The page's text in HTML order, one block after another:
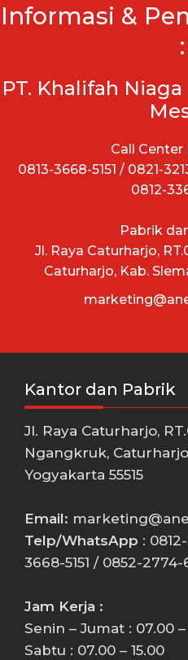
Informasi &
:
PT. Khalifah
Call Center
0813-3668-5151 / 0821-
0812-
Pabrik
Jl. Raya Caturharjo,
Caturharjo, Kab.
Kantor dan Pabrik
Jl. Raya Caturharjo,
Ngangkruk,
Yogyakarta 55515
Email:
Telp/WhatsApp :
3668-5151 / 0852-
Jam Kerja :
Senin – Jumat : 07.00 –
Sabtu : 07.00 – 15.00